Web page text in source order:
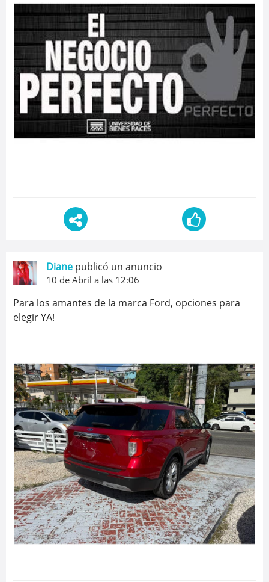
Diane publicó un anuncio
10 de Abril a las 12:06
Para los amantes de la marca Ford, opciones para
elegir YA!